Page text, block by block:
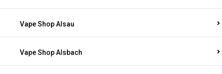
Vape Shop Alsau
Vape Shop Alsbach